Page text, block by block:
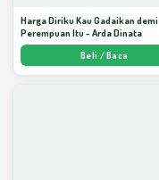
Harga Diriku Kau Gadaikan demi
Perempuan Itu - Arda Dinata
Beli / Baca